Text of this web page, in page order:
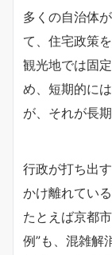
多くの自治体
て、住宅政策
観光地では固
め、短期的に
が、それが長
行政が打ち出
かけ離れている
たとえば京都
例”も、混雑解